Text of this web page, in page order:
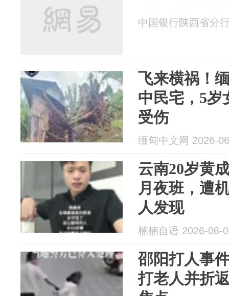
中国银行陕西省分
飞来横祸！
中民宅，5岁
受伤
缅甸中文网 2026-
云南20岁黄
月夜班，遭
人发现
楠楠自语 2026-06-
邵阳打人事
打老人并折